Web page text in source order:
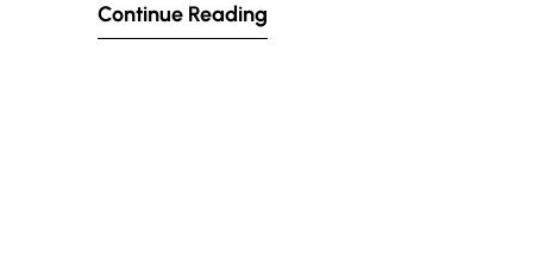
un rôle crucial dans la formation de…
Continue Reading